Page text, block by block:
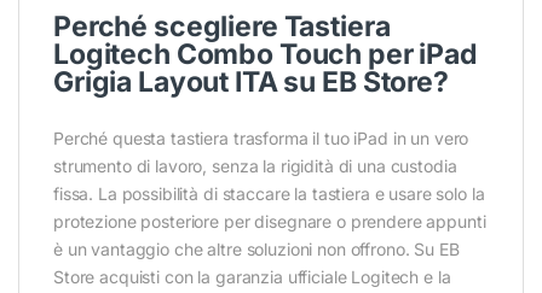
Perché scegliere Tastiera
Logitech Combo Touch per iPad
Grigia Layout ITA su EB Store?
Perché questa tastiera trasforma il tuo iPad in un vero
strumento di lavoro, senza la rigidità di una custodia
fissa. La possibilità di staccare la tastiera e usare solo la
protezione posteriore per disegnare o prendere appunti
è un vantaggio che altre soluzioni non offrono. Su EB
Store acquisti con la garanzia ufficiale Logitech e la